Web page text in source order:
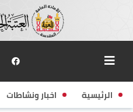
الرئيسية اخبار ونشاطات